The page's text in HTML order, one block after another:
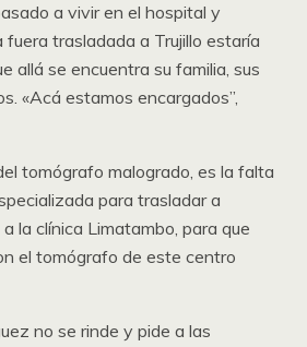
a vivir en el hospital y
fuera trasladada a Trujillo estaría
allá se encuentra su familia, sus
«Acá estamos encargados”,
tomógrafo malogrado, es la falta
para trasladar a
la clínica Limatambo, para que
el tomógrafo de este centro
no se rinde y pide a las